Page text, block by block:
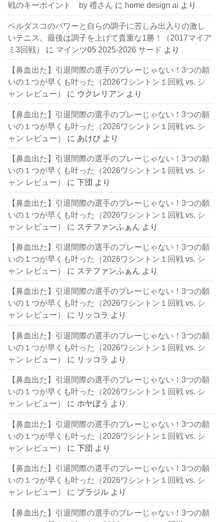
戦のキーポイント by 禮さん に home design ai より
ベルダスコのパワーと自らの調子に苦しみ出入りの激し
いテニス。最後は調子を上げて貴重な1勝！（2017マイア
ミ3回戦）
に マインツ05 2025-2026 サード より
【鼻血出た】引退間際の選手のプレーじゃない！3つの願
いの１つが早くも叶った（2026ワシントン１回戦 vs. シ
ャン レビュー）
に ウクレリアン より
【鼻血出た】引退間際の選手のプレーじゃない！3つの願
いの１つが早くも叶った（2026ワシントン１回戦 vs. シ
ャン レビュー）
に あけび より
【鼻血出た】引退間際の選手のプレーじゃない！3つの願
いの１つが早くも叶った（2026ワシントン１回戦 vs. シ
ャン レビュー）
に下団 より
【鼻血出た】引退間際の選手のプレーじゃない！3つの願
いの１つが早くも叶った（2026ワシントン１回戦 vs. シ
ャン レビュー）
に ステファンふぁん より
【鼻血出た】引退間際の選手のプレーじゃない！3つの願
いの１つが早くも叶った（2026ワシントン１回戦 vs. シ
ャン レビュー）
に ステファンふぁん より
【鼻血出た】引退間際の選手のプレーじゃない！3つの願
いの１つが早くも叶った（2026ワシントン１回戦 vs. シ
ャン レビュー）
に リッコラ より
【鼻血出た】引退間際の選手のプレーじゃない！3つの願
いの１つが早くも叶った（2026ワシントン１回戦 vs. シ
ャン レビュー）
に リッコラ より
【鼻血出た】引退間際の選手のプレーじゃない！3つの願
いの１つが早くも叶った（2026ワシントン１回戦 vs. シ
ャン レビュー）
に ホヤぼう より
【鼻血出た】引退間際の選手のプレーじゃない！3つの願
いの１つが早くも叶った（2026ワシントン１回戦 vs. シ
ャン レビュー）
に下団 より
【鼻血出た】引退間際の選手のプレーじゃない！3つの願
いの１つが早くも叶った（2026ワシントン１回戦 vs. シ
ャン レビュー）
に ブラジル より
【鼻血出た】引退間際の選手のプレーじゃない！3つの願